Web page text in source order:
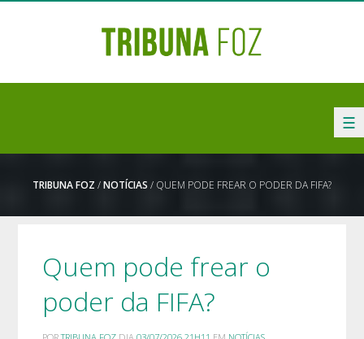
☰
TRIBUNA FOZ /NOTÍCIAS / QUEM PODE FREAR O PODER DA FIFA?
Quem pode frear o
poder da FIFA?